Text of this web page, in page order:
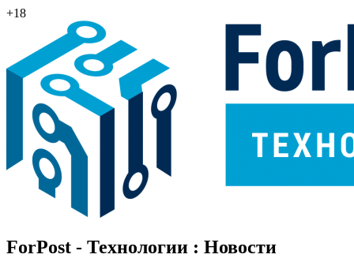
+18
ForPost - Технологии : Новости